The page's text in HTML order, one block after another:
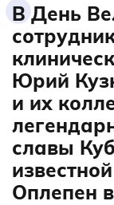
В День
Юрий
и их
славы
Оплепен